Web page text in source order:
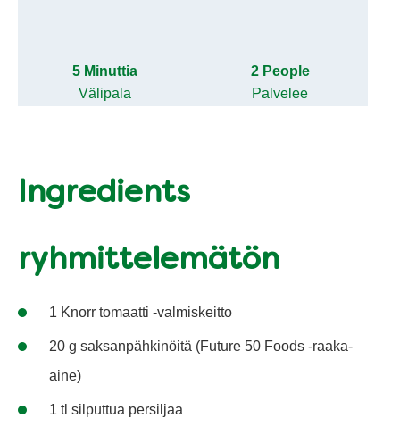
5 Minuttia
Välipala
2 People
Palvelee
Ingredients
ryhmittelemätön
1 Knorr tomaatti -valmiskeitto
20 g saksanpähkinöitä (Future 50 Foods -raaka-
aine)
1 tl silputtua persiljaa